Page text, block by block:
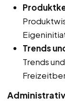
Trends
Trends